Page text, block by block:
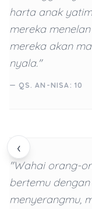
‹
harta anak
mereka
mereka akan
nyala."
— QS. AN-NISA: 10
"Wahai orang-
bertemu
menyerangmu,